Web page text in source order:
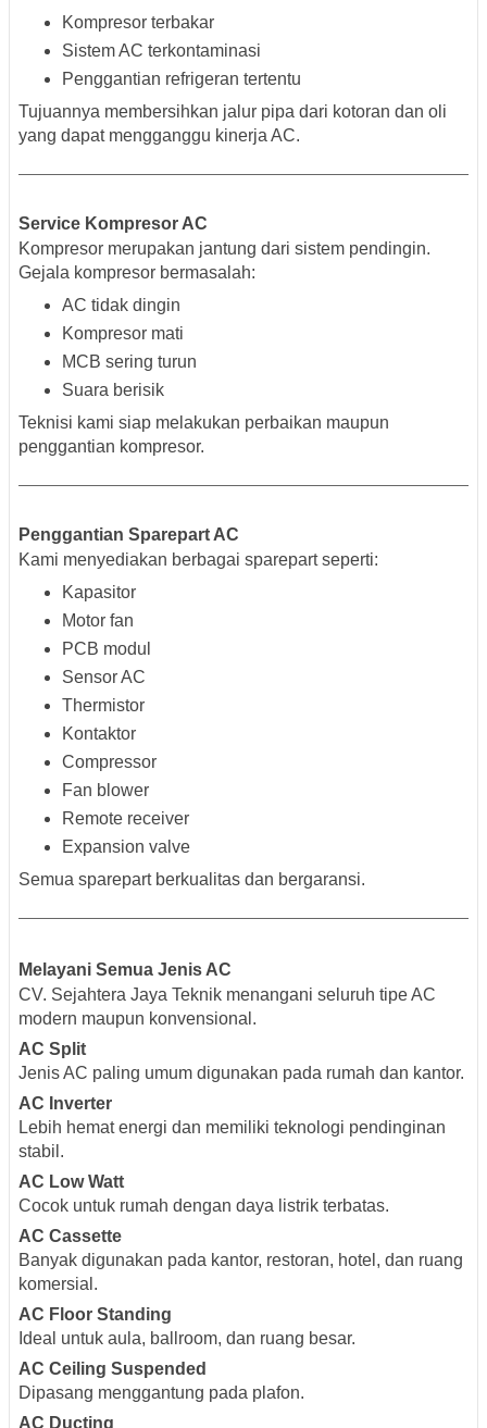
Kompresor terbakar
Sistem AC terkontaminasi
Penggantian refrigeran tertentu
Tujuannya membersihkan jalur pipa dari kotoran dan oli
yang dapat mengganggu kinerja AC.
Service Kompresor AC
Kompresor merupakan jantung dari sistem pendingin.
Gejala kompresor bermasalah:
AC tidak dingin
Kompresor mati
MCB sering turun
Suara berisik
Teknisi kami siap melakukan perbaikan maupun
penggantian kompresor.
Penggantian Sparepart AC
Kami menyediakan berbagai sparepart seperti:
Kapasitor
Motor fan
PCB modul
Sensor AC
Thermistor
Kontaktor
Compressor
Fan blower
Remote receiver
Expansion valve
Semua sparepart berkualitas dan bergaransi.
Melayani Semua Jenis AC
CV. Sejahtera Jaya Teknik menangani seluruh tipe AC
modern maupun konvensional.
AC Split
Jenis AC paling umum digunakan pada rumah dan kantor.
AC Inverter
Lebih hemat energi dan memiliki teknologi pendinginan
stabil.
AC Low Watt
Cocok untuk rumah dengan daya listrik terbatas.
AC Cassette
Banyak digunakan pada kantor, restoran, hotel, dan ruang
komersial.
AC Floor Standing
Ideal untuk aula, ballroom, dan ruang besar.
AC Ceiling Suspended
Dipasang menggantung pada plafon.
AC Ducting